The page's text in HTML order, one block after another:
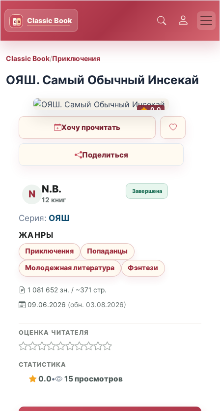
Classic Book/Приключения
ОЯШ. Самый Обычный Инсекай
0.0
Хочу прочитать
Поделиться
N N.B.
12 книг
Завершена
1 081 652 зн. / ~371 стр.
09.06.2026 (обн. 03.08.2026)
Серия: ОЯШ
ЖАНРЫ
Приключения
Попаданцы
Молодежная литература
Фэнтези
ОЦЕНКА ЧИТАТЕЛЯ
СТАТИСТИКА
0.0• 15 просмотров